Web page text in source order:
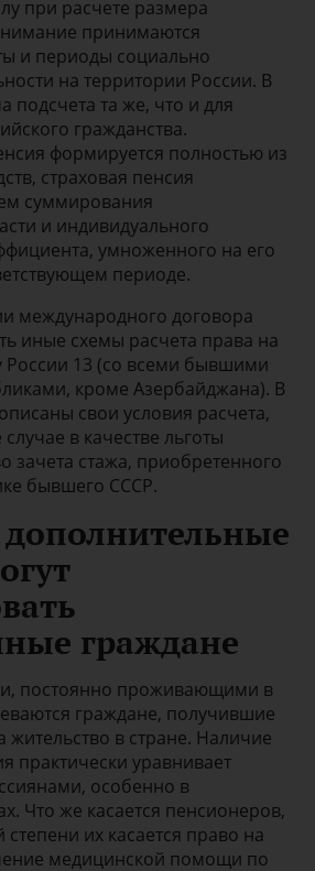
при расчете размера
принимаются
и периоды социально
на территории России. В
подсчета та же, что и для
гражданства.
формируется полностью из
страховая пенсия
суммирования
и индивидуального
умноженного на его
периоде.
международного договора
иные схемы расчета права на
России 13 (со всеми бывшими
кроме Азербайджана). В
свои условия расчета,
в качестве льготы
зачета стажа, приобретенного
бывшего СССР.
граждане
постоянно проживающими в
граждане, получившие
жительство в стране. Наличие
практически уравнивает
особенно в
Что же касается пенсионеров,
степени их касается право на
медицинской помощи по